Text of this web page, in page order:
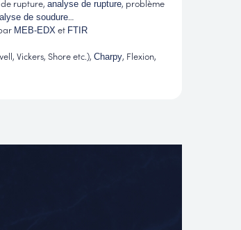
de rupture, analyse de rupture, problème
de soudure…
MEB-EDX et FTIR
Vickers, Shore etc.), Charpy, Flexion,